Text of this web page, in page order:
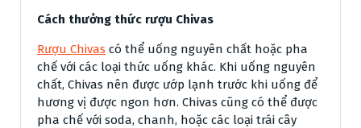
Cách thưởng thức rượu Chivas
Rượu Chivas có thể uống nguyên chất hoặc pha
chế với các loại thức uống khác. Khi uống nguyên
chất, Chivas nên được ướp lạnh trước khi uống để
hương vị được ngon hơn. Chivas cũng có thể được
pha chế với soda, chanh, hoặc các loại trái cây